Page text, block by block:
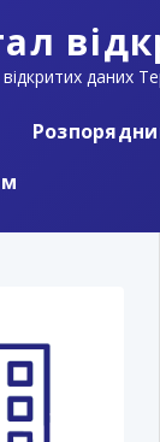
даних